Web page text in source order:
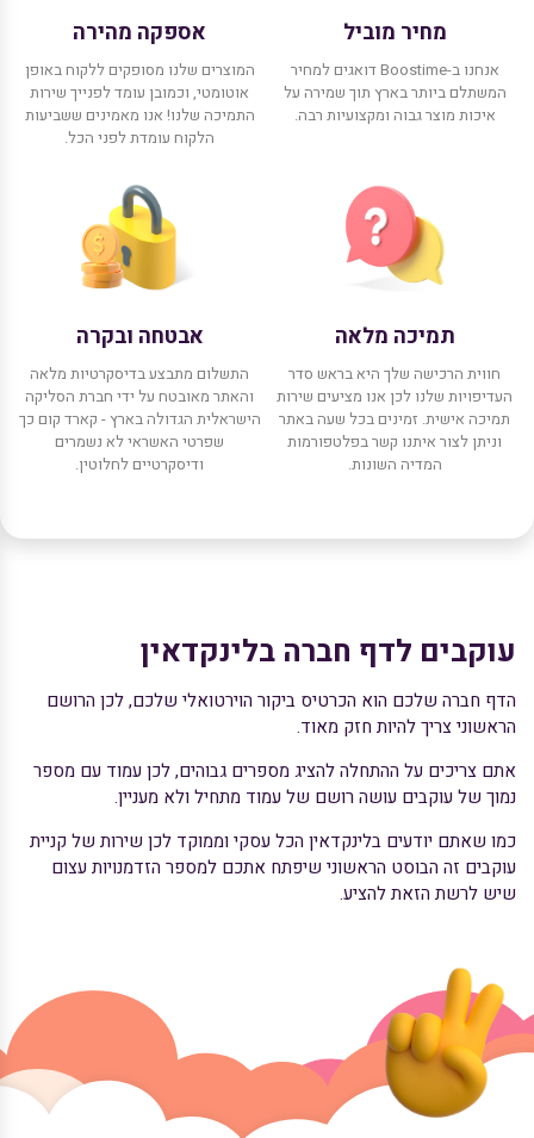
מחיר מוביל
אנחנו ב-Boostime דואגים למחיר
המשתלם ביותר בארץ תוך שמירה על
איכות מוצר גבוה ומקצועיות רבה.
אספקה מהירה
המוצרים שלנו מסופקים ללקוח באופן
אוטומטי, וכמובן עומד לפנייך שירות
התמיכה שלנו! אנו מאמינים ששביעות
הלקוח עומדת לפני הכל.
תמיכה מלאה
חווית הרכישה שלך היא בראש סדר
העדיפויות שלנו לכן אנו מציעים שירות
תמיכה אישית. זמינים בכל שעה באתר
וניתן לצור איתנו קשר בפלטפורמות
המדיה השונות.
אבטחה ובקרה
התשלום מתבצע בדיסקרטיות מלאה
והאתר מאובטח על ידי חברת הסליקה
הישראלית הגדולה בארץ - קארד קום כך
שפרטי האשראי לא נשמרים
ודיסקרטיים לחלוטין.
עוקבים לדף חברה בלינקדאין
הדף חברה שלכם הוא הכרטיס ביקור הוירטואלי שלכם, לכן הרושם
הראשוני צריך להיות חזק מאוד.
אתם צריכים על ההתחלה להציג מספרים גבוהים, לכן עמוד עם מספר
נמוך של עוקבים עושה רושם של עמוד מתחיל ולא מעניין.
כמו שאתם יודעים בלינקדאין הכל עסקי וממוקד לכן שירות של קניית
עוקבים זה הבוסט הראשוני שיפתח אתכם למספר הזדמנויות עצום
שיש לרשת הזאת להציע.